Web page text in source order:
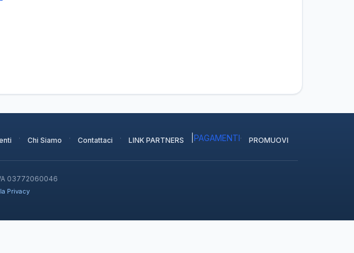
· Chi Siamo · Contattaci · LINK PARTNERS PAGAMENTI· PROMUOVI
03772060046
Privacy